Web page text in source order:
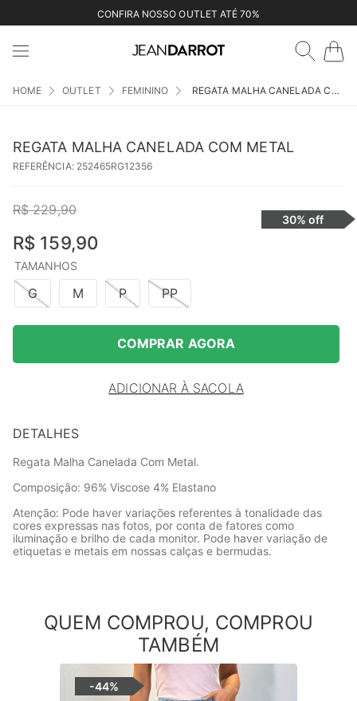
CONFIRA NOSSO OUTLET ATÉ 70%
OUTLET FEMININO REGATA MALHA CANELADA COM METAL
REGATA MALHA CANELADA COM METAL
REFERÊNCIA: 252465RG12356
R$ 229,90
R$ 159,90
30% off
TAMANHOS
G M P PP
COMPRAR AGORA
ADICIONAR À SACOLA
DETALHES
Regata Malha Canelada Com Metal.
Composição: 96% Viscose 4% Elastano
Atenção: Pode haver variações referentes à tonalidade das
cores expressas nas fotos, por conta de fatores como
iluminação e brilho de cada monitor. Pode haver variação de
etiquetas e metais em nossas calças e bermudas.
QUEM COMPROU, COMPROU
TAMBÉM
-44%